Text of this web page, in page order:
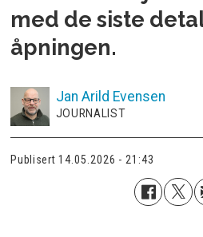
med de siste
åpningen.
Jan Arild Evensen
JOURNALIST
Publisert 14.05.2026 - 21:43